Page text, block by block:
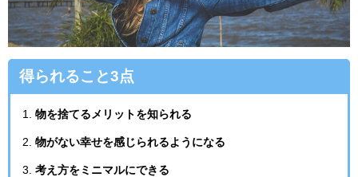
得られること3点
物を捨てるメリットを知られる
物がない幸せを感じられるようになる
考え方をミニマルにできる